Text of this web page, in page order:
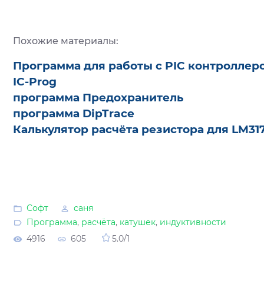
Похожие материалы:
Программа для работы с PIС
IC-Prog
программа Предохранитель
программа DipTrace
Калькулятор расчёта резистора для
Софт
саня
Программа, расчёта, катушек, индуктивности
4916
605 5.0/1